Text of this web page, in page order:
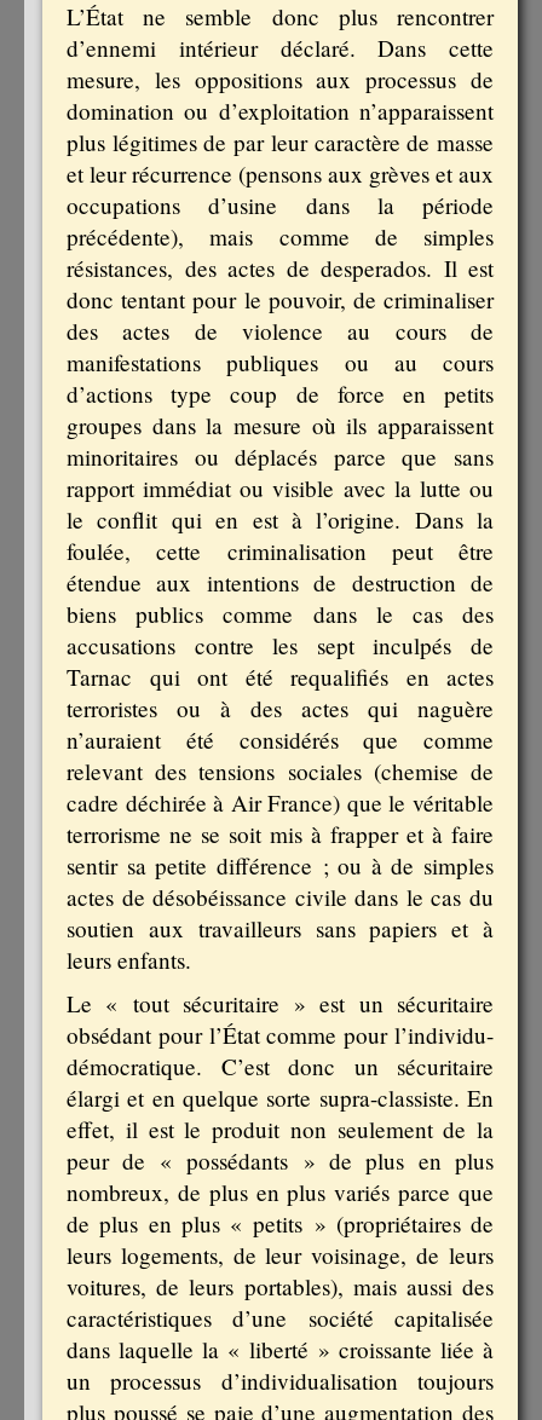
L’État ne semble donc plus rencontrer
d’ennemi intérieur déclaré. Dans cette
mesure, les oppositions aux processus de
domination ou d’exploitation n’apparaissent
plus légitimes de par leur caractère de masse
et leur récurrence (pensons aux grèves et aux
occupations d’usine dans la période
précédente), mais comme de simples
résistances, des actes de desperados. Il est
donc tentant pour le pouvoir, de criminaliser
des actes de violence au cours de
manifestations publiques ou au cours
d’actions type coup de force en petits
groupes dans la mesure où ils apparaissent
minoritaires ou déplacés parce que sans
rapport immédiat ou visible avec la lutte ou
le conflit qui en est à l’origine. Dans la
foulée, cette criminalisation peut être
étendue aux intentions de destruction de
biens publics comme dans le cas des
accusations contre les sept inculpés de
Tarnac qui ont été requalifiés en actes
terroristes ou à des actes qui naguère
n’auraient été considérés que comme
relevant des tensions sociales (chemise de
cadre déchirée à Air France) que le véritable
terrorisme ne se soit mis à frapper et à faire
sentir sa petite différence ; ou à de simples
actes de désobéissance civile dans le cas du
soutien aux travailleurs sans papiers et à
leurs enfants.
Le « tout sécuritaire » est un sécuritaire
obsédant pour l’État comme pour l’individu-
démocratique. C’est donc un sécuritaire
élargi et en quelque sorte supra-classiste. En
effet, il est le produit non seulement de la
peur de « possédants » de plus en plus
nombreux, de plus en plus variés parce que
de plus en plus « petits » (propriétaires de
leurs logements, de leur voisinage, de leurs
voitures, de leurs portables), mais aussi des
caractéristiques d’une société capitalisée
dans laquelle la « liberté » croissante liée à
un processus d’individualisation toujours
plus poussé se paie d’une augmentation des